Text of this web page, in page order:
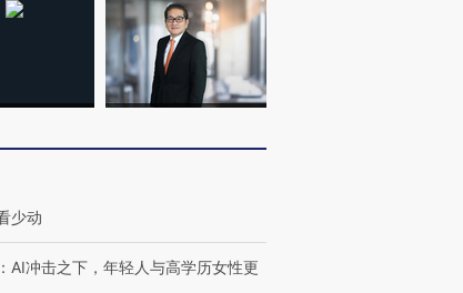
少动
： AI冲击之下，年轻人与高学历女性更